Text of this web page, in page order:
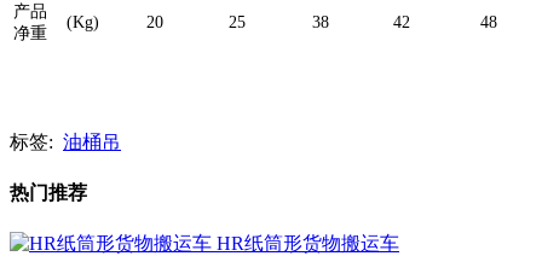
产品
净重
(Kg) 20 25 38 42 48
标签: 油桶吊
热门推荐
HR纸筒形货物搬运车